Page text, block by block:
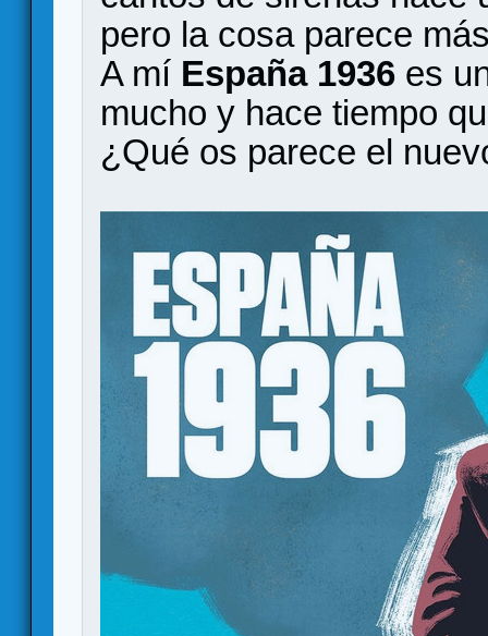
pero la cosa parece
A mí España 1936 es
mucho y hace tiempo
¿Qué os parece el